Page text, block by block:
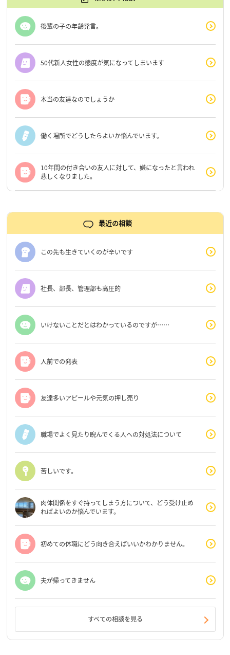
後輩の子の年齢発言。
50代新人女性の態度が気になってしまいます
本当の友達なのでしょうか
働く場所でどうしたらよいか悩んでいます。
10年間の付き合いの友人に対して、嫌になったと言われ
悲しくなりました。
最近の相談
この先も生きていくのが辛いです
社長、部長、管理部も高圧的
いけないことだとはわかっているのですが……
人前での発表
友達多いアピールや元気の押し売り
職場でよく見たり睨んでくる人への対処法について
苦しいです。
肉体関係をすぐ持ってしまう方について、どう受け止め
ればよいのか悩んでいます。
初めての休職にどう向き合えばいいかわかりません。
夫が帰ってきません
すべての相談を見る